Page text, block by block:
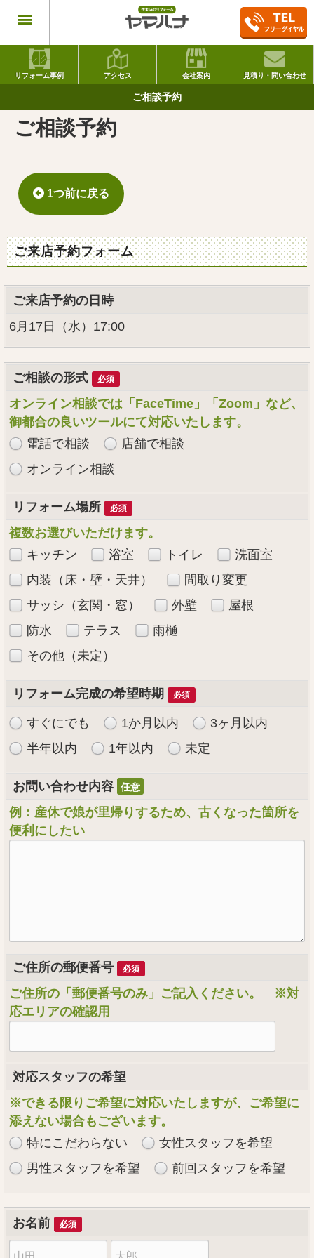
リフォーム事例 アクセス 会社案内 見積り・問い合わせ
ご相談予約
ご相談予約
1つ前に戻る
ご来店予約フォーム
ご来店予約の日時
6月17日（水）17:00
ご相談の形式 必須
オンライン相談では「FaceTime」「Zoom」など、
御都合の良いツールにて対応いたします。
電話で相談
店舗で相談
オンライン相談
リフォーム場所 必須
複数お選びいただけます。
キッチン
浴室 トイレ
洗面室
内装（床・壁・天井）
間取り変更
サッシ（玄関・窓）
外壁
屋根
防水
テラス
雨樋
その他（未定）
リフォーム完成の希望時期 必須
すぐにでも 1か月以内
3ヶ月以内
半年以内
1年以内 未定
お問い合わせ内容
例：産休で娘が里帰りするため、古くなった箇所を
便利にしたい
ご住所の郵便番号 必須
ご住所の「郵便番号のみ」ご記入ください。 ※対
応エリアの確認用
対応スタッフの希望
※できる限りご希望に対応いたしますが、ご希望に
添えない場合もございます。
特にこだわらない
女性スタッフを希望
男性スタッフを希望
前回スタッフを希望
お名前 必須
苗 名